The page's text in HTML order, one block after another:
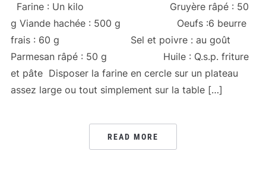
Farine : Un kilo Gruyère râpé : 50
g Viande hachée : 500 g Oeufs :6 beurre
frais : 60 g Sel et poivre : au goût
Parmesan râpé : 50 g Huile : Q.s.p. friture
et pâte Disposer la farine en cercle sur un plateau
assez large ou tout simplement sur la table […]
READ MORE